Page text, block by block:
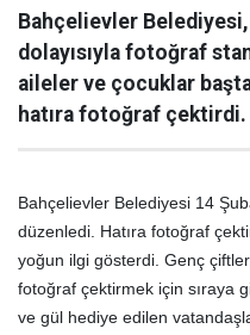
Bahçelievler
dolayısıyla fotoğraf
aileler ve çocuklar
hatıra fotoğraf çektirdi.
Bahçelievler Belediyesi 14
düzenledi. Hatıra fotoğraf
yoğun ilgi gösterdi. Genç
fotoğraf çektirmek için sıraya
ve gül hediye edilen